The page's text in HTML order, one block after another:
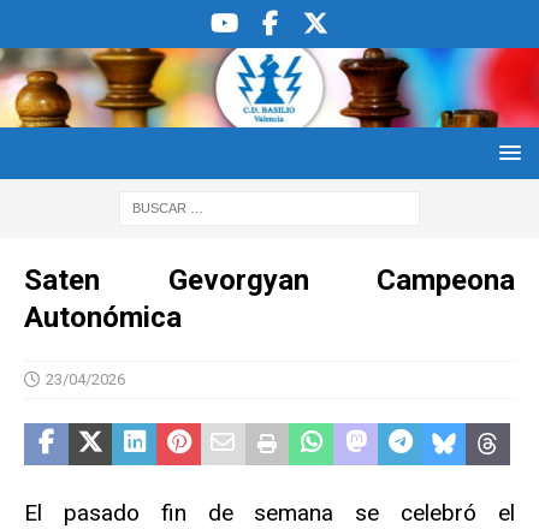
Saten Gevorgyan Campeona
Autonómica
23/04/2026
El pasado fin de semana se celebró el